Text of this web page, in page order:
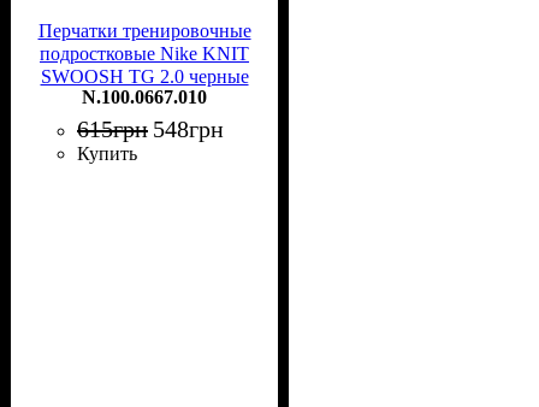
Перчатки тренировочные
подростковые Nike KNIT
SWOOSH TG 2.0 черные
N.100.0667.010
N.100.0667.010
615грн 548грн
Купить